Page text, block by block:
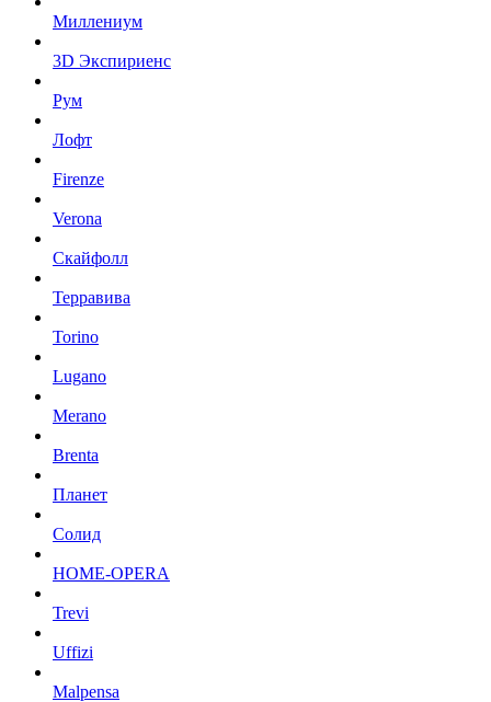
Миллениум
3D Экспириенс
Рум
Лофт
Firenze
Verona
Скайфолл
Терравива
Torino
Lugano
Merano
Brenta
Планет
Солид
HOME-OPERA
Trevi
Uffizi
Malpensa